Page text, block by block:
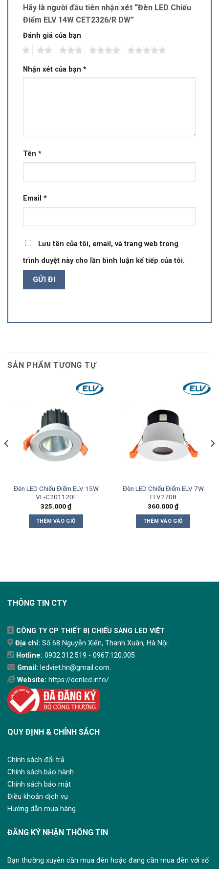
Hãy là người đầu tiên nhận xét “Đèn LED Chiếu
Điểm ELV 14W CET2326/R DW”
Đánh giá của bạn
Nhận xét của bạn *
Tên *
Email *
Lưu tên của tôi, email, và trang web trong
trình duyệt này cho lần bình luận kế tiếp của tôi.
SẢN PHẨM TƯƠNG TỰ
Đèn LED Chiếu Điểm ELV 15W
VL-C201120E
325.000₫
THÊM VÀO GIỎ
Đèn LED Chiếu Điểm ELV 7W
ELV2708
360.000₫
THÊM VÀO GIỎ
THÔNG TIN CTY
CÔNG TY CP THIẾT BỊ CHIẾU SÁNG LED VIỆT
Địa chỉ: Số 68 Nguyễn Xiển, Thanh Xuân, Hà Nội.
Hotline: 0932.312.519 - 0967.120.005
Gmail: ledviet.hn@gmail.com.
Website: https://denled.info/
QUY ĐỊNH & CHÍNH SÁCH
Chính sách đổi trả
Chính sách bảo hành
Chính sách bảo mật
Điều khoản dịch vụ
Hướng dẫn mua hàng
ĐĂNG KÝ NHẬN THÔNG TIN
Bạn thường xuyên cần mua đèn hoặc đang cần mua đèn với số